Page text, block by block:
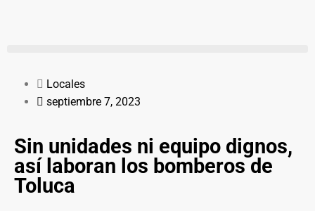
Locales
septiembre 7, 2023
Sin unidades ni equipo dignos,
así laboran los bomberos de
Toluca